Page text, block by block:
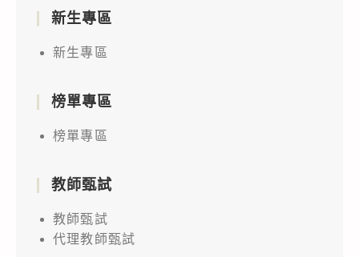
新生專區
新生專區
榜單專區
榜單專區
教師甄試
教師甄試
代理教師甄試